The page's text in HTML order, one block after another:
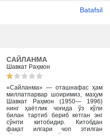
Batafsil
САЙЛАНМА
Шавкат Раҳмон
«Сайланма» — оташнафас ҳам
миллатпарвар шоиримиз, маҳум
Шавкат Раҳмон (1950— 1996)
нинг ҳаётлик чоғида ўз кўли
билан тартиб бериб кетган энг
сўнгги китобидир. Китобдан
фақат илгари чоп этилган